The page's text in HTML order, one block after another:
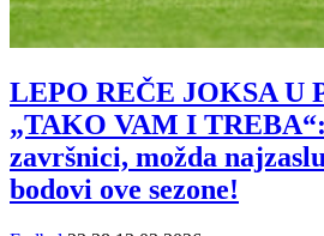
LEPO REČE JOKSA U
„TAKO VAM I
završnici, možda
bodovi ove sezone!